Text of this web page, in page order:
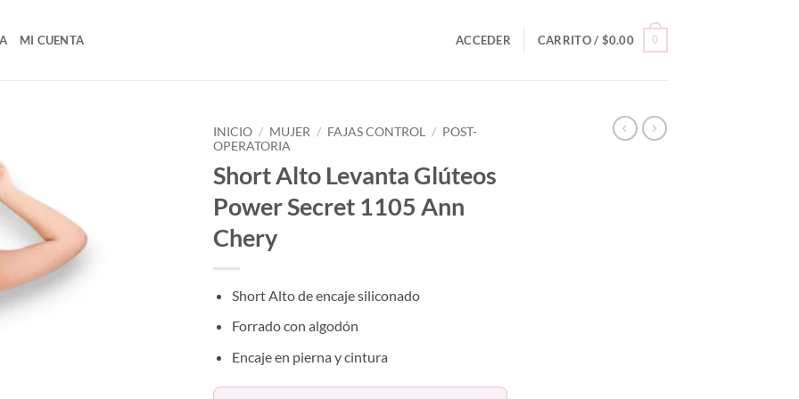
MI CUENTA ACCEDER CARRITO / $0.00 0
INICIO / MUJER / FAJAS CONTROL / POST-
OPERATORIA
Short Alto Levanta Glúteos
Power Secret 1105 Ann
Chery
Short Alto de encaje siliconado
Forrado con algodón
Encaje en pierna y cintura